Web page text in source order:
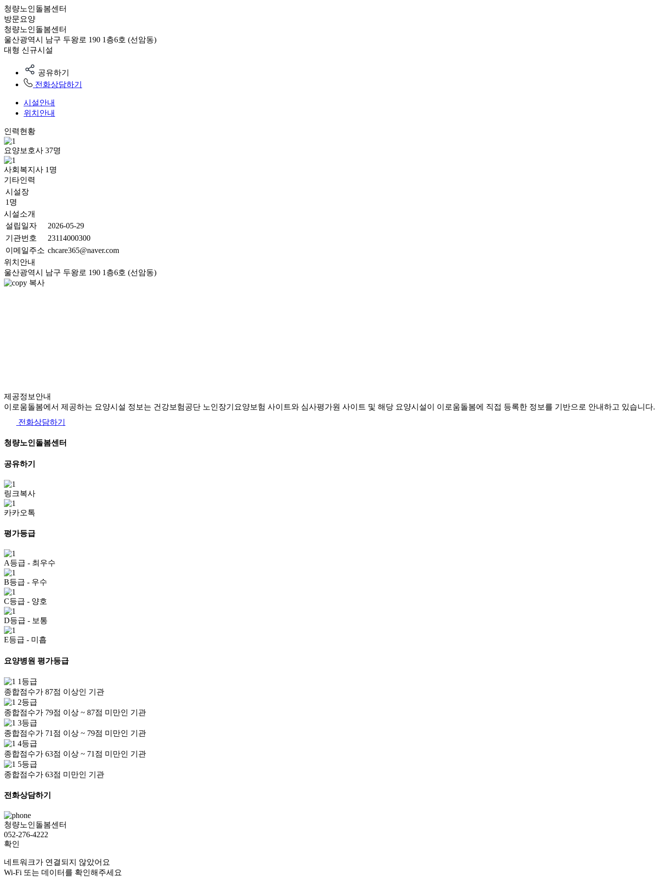
청량노인돌봄센터
방문요양
청량노인돌봄센터
울산광역시 남구 두왕로 190 1층6호 (선암동)
대형 신규시설
공유하기
전화상담하기
시설안내
위치안내
인력현황
요양보호사 37명
사회복지사 1 명
기타인력
시설장
1명
시설소개
설립일자
2026-05-29
기관번호
23114000300
이메일주소 chcare365@naver.com
위치안내
울산광역시 남구 두왕로 190 1층6호 (선암동)
복사
제공정보안내
이로움돌봄에서 제공하는 요양시설 정보는 건강보험공단 노인장기요양보험 사이트와 심사평가원 사이트 및 해당 요양시설이 이로움돌봄에 직접 등록한 정보를 기반으로 안내하고 있습니다.
전화상담하기
청량노인돌봄센터
공유하기
링크복사
카카오톡
평가등급
A등급 - 최우수
B등급 - 우수
C등급 - 양호
D등급 - 보통
E등급 - 미흡
요양병원 평가등급
1등급
종합점수가 87점 이상인 기관
2등급
종합점수가 79점 이상 ~ 87점 미만인 기관
3등급
종합점수가 71점 이상 ~ 79점 미만인 기관
4등급
종합점수가 63점 이상 ~ 71점 미만인 기관
5등급
종합점수가 63점 미만인 기관
전화상담하기
청량노인돌봄센터
052-276-4222
확인
네트워크가 연결되지 않았어요
Wi-Fi 또는 데이터를 확인해주세요